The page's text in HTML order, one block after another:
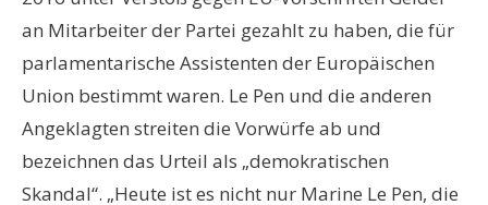
an Mitarbeiter der Partei gezahlt zu haben, die für
parlamentarische Assistenten der Europäischen
Union bestimmt waren. Le Pen und die anderen
Angeklagten streiten die Vorwürfe ab und
bezeichnen das Urteil als „demokratischen
Skandal“. „Heute ist es nicht nur Marine Le Pen, die